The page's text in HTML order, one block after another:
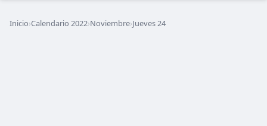
Inicio›Calendario 2022›Noviembre›Jueves 24